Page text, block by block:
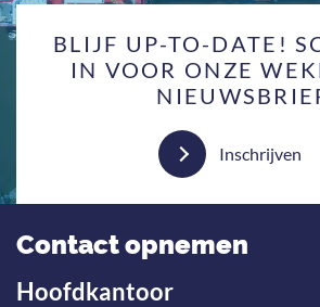
BLIJF UP-TO-DATE!
IN VOOR ONZE
Inschrijven
Contact opnemen
Hoofdkantoor